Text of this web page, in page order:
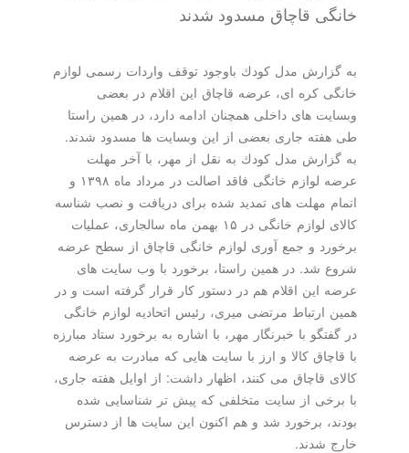
خانگی قاچاق مسدود شدند
به گزارش مدل كودك باوجود توقف واردات رسمی لوازم
خانگی كره ای، عرضه قاچاق این اقلام در بعضی
وبسایت های داخلی همچنان ادامه دارد، در همین راستا
طی هفته جاری بعضی از این وبسایت ها مسدود شدند.
به گزارش مدل كودك به نقل از مهر، با آخر مهلت
عرضه لوازم خانگی فاقد اصالت در مرداد ماه ۱۳۹۸ و
اتمام مهلت های تمدید شده برای دریافت و نصب شناسه
كالای لوازم خانگی در ۱۵ بهمن ماه سالجاری، عملیات
برخورد و جمع آوری لوازم خانگی قاچاق از سطح عرضه
شروع شد. در همین راستا، برخورد با وب سایت های
عرضه این اقلام هم در دستور كار قرار گرفته است و در
همین ارتباط مرتضی میری، رئیس اتحادیه لوازم خانگی
در گفتگو با خبرنگار مهر، با اشاره به برخورد ستاد مبارزه
با قاچاق كالا و ارز با سایت هایی كه مبادرت به عرضه
كالای قاچاق می كنند، اظهار داشت: از اوایل هفته جاری،
با برخی از سایت متخلفی كه پیش تر شناسایی شده
بودند، برخورد شد و هم اكنون این سایت ها از دسترس
خارج شدند.